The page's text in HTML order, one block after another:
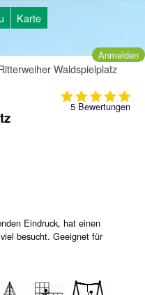
Karte
Anmelden
Waldspielplatz
5Bewertungen
Eindruck, hat einen
besucht. Geeignet für